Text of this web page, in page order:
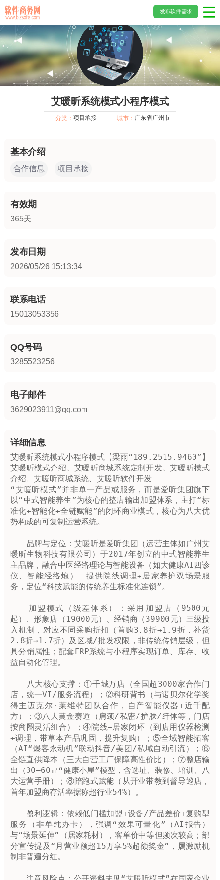
发布软件需求
艾暖昕系统模式小程序模式
分类： 项目承接 城市： 广东省广州市
基本介绍
合作信息 项目承接
有效期
365天
发布日期
2026/05/26 15:13:34
联系电话
15013053356
QQ号码
3285523256
电子邮件
3629023911@qq.com
详细信息
艾暖昕系统模式小程序模式【梁雨“189.2515.9460”】
艾暖昕模式介绍、艾暖昕商城系统定制开发、艾暖昕模式
介绍、艾暖昕商城系统、艾暖昕软件开发
“艾暖昕模式”并非单一产品或服务，而是爱昕集团旗下
以“中式智能养生”为核心的整店输出加盟体系，主打“标
准化+智能化+全链赋能”的闭环商业模式，核心为八大优
势构成的可复制运营系统。‌‌
暖昕生物科技有限公司）于2017年创立的中式智能养生
主品牌，融合中医经络理论与智能设备（如大健康AI四诊
仪、智能经络炮），提供院线调理+居家养护双场景服
务，定位“科技赋能的传统养生标准化连锁”。‌‌
起）、形象店（19000元）、经销商（39900元）‌三级投
入机制，对应不同采购折扣（首购3.8折→1.9折，补货
2.8折→1.7折）及区域/批发权限，非传统传销层级，但
具分销属性；配套ERP系统与小程序实现订单、库存、收
益自动化管理。‌‌
店，统一VI/服务流程）；②‌科研背书‌（与诺贝尔化学奖
得主迈克尔·莱维特团队合作，自产智能仪器+近千配
方）；③‌八大黄金赛道‌（肩颈/私密/护肤/纤体等，门店
按商圈灵活组合）；④‌院线+居家闭环‌（到店用仪器检测
+调理，带草本产品巩固，提升复购）；⑤‌全域智能拓客‌
（AI“爆客永动机”联动抖音/美团/私域自动引流）；⑥‌
全链直供降本‌（三大自营工厂保障高性价比）；⑦‌整店输
出‌（30–60㎡“健康小屋”模型，含选址、装修、培训、八
大运营手册）；⑧‌陪跑式赋能‌（从开业带教到督导巡店，
首年加盟商存活率据称超行业54%）。
服务‌（非单纯办卡），强调“效果可量化”（AI报告）
与“场景延伸”（居家耗材），客单价中等但频次较高；部
分宣传提及“月营业额超15万享5%超额奖金”，属激励机
制非普遍分红。